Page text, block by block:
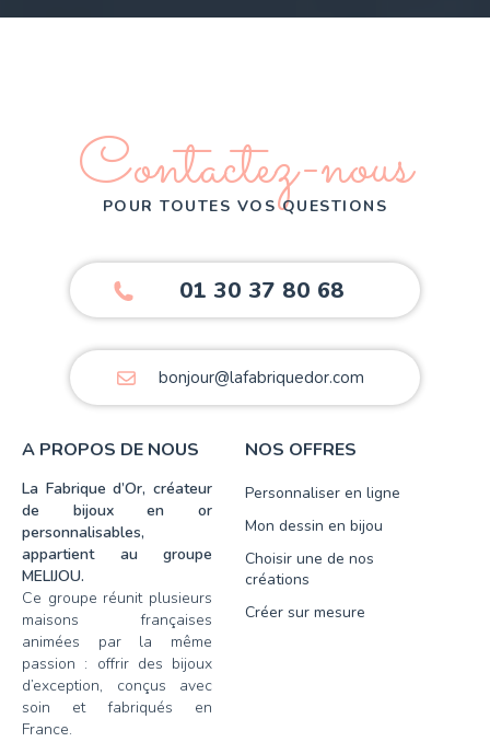
Contactez-nous
POUR TOUTES VOS QUESTIONS
01 30 37 80 68
bonjour@lafabriquedor.com
A PROPOS DE NOUS
La Fabrique d’Or, créateur
de bijoux en or
personnalisables,
appartient au groupe
MELIJOU.
Ce groupe réunit plusieurs
maisons françaises
animées par la même
passion : offrir des bijoux
d’exception, conçus avec
soin et fabriqués en
France.
NOS OFFRES
Personnaliser en ligne
Mon dessin en bijou
Choisir une de nos
créations
Créer sur mesure